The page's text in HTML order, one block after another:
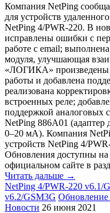
Компания NetPing
для устройств
NetPing 4/PWR-220. В
исправлены ошибки с
работе с email;
модуля, улучшающая
«ЛОГИКА» произведены
работы и добавлена
реализована
встроенных реле;
поддержкой аналоговых
NetPing 886A01 (адаптер
0–20 мА). Компания
устройств NetPing 4/
Обновления доступны на
официальном сайте в
Читать дальше →
NetPing 4/PWR-220 v6.1/
v6.2/GSM3G
Новости 26 июня 2021